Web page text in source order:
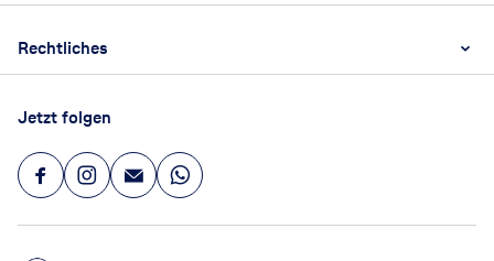
Rechtliches
AGB
Impressum
Jetzt folgen